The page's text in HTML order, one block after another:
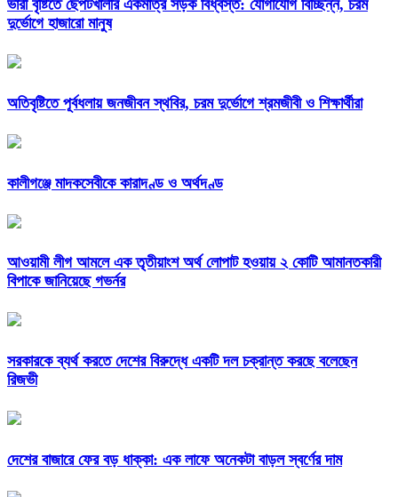
ভারী বৃষ্টিতে ছেপটখালীর একমাত্র সড়ক বিধ্বস্ত: যোগাযোগ বিচ্ছিন্ন, চরম
দুর্ভোগে হাজারো মানুষ
অতিবৃষ্টিতে পূর্বধলায় জনজীবন স্থবির, চরম দুর্ভোগে শ্রমজীবী ও শিক্ষার্থীরা
কালীগঞ্জে মাদকসেবীকে কারাদণ্ড ও অর্থদণ্ড
আওয়ামী লীগ আমলে এক তৃতীয়াংশ অর্থ লোপাট হওয়ায় ২ কোটি আমানতকারী
বিপাকে জানিয়েছে গভর্নর
সরকারকে ব্যর্থ করতে দেশের বিরুদ্ধে একটি দল চক্রান্ত করছে বলেছেন
রিজভী
দেশের বাজারে ফের বড় ধাক্কা: এক লাফে অনেকটা বাড়ল স্বর্ণের দাম